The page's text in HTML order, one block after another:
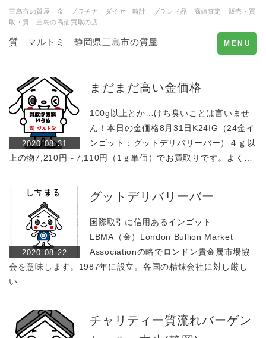
三島市の質屋 金 プラチナ ダイヤ 時計 ブランド品 高値査定 販売・買
取・質 三島の高価買取の店
質 マルトミ 静岡県三島市の質屋
Toggle
navigation
MENU
2020.08.31
まだまだ高い金価格
100g以上とか…けち臭いことは言いませ
ん！本日の金価格8月31日K24IG（24金イ
ンゴット：グットデリバリーバー）４ｇ以
上の物7,210円～7,110円（1ｇ単価）でお買取りです。よく…
2020.08.22
グットデリバリーバー
国際取引に信用あるインゴット
LBMA（金）London Bullion Market
Associationの略でロンドン貴金属市場協
会を意味します。1987年に設立。各国の精錬会社に対し厳し
い…
チャリティー質流れバーゲン